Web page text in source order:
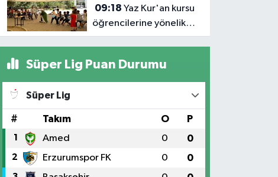
09:18
öğrencilerine yönelik
eğlenceli ve eğitici
Süper Lig Puan Durumu
Süper Lig
# Takım O P
1 Amed 0 0
2 Erzurumspor FK 0 0